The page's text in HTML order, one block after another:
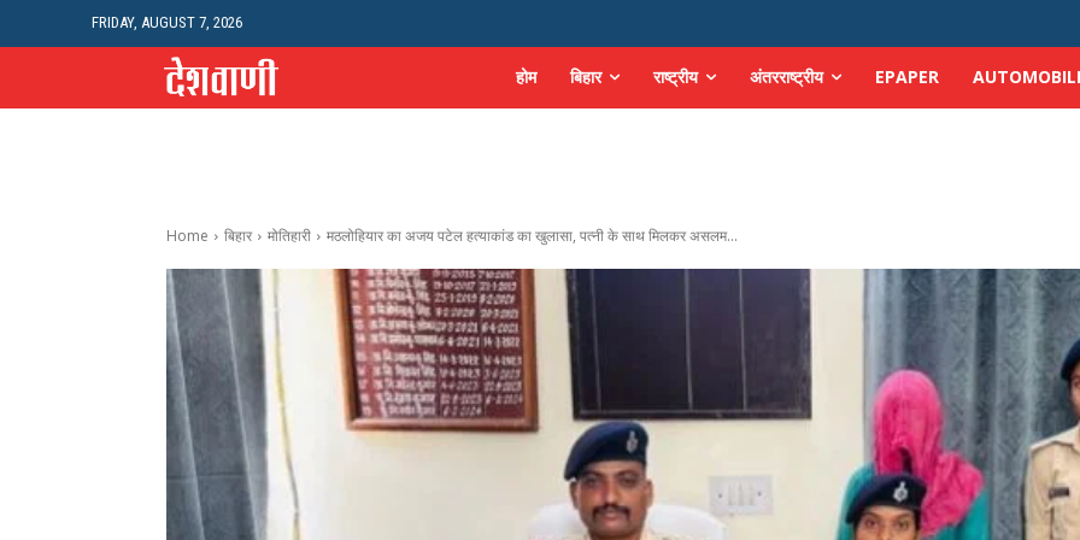
FRIDAY, AUGUST 7, 2026
होम बिहार राष्ट्रीय अंतरराष्ट्रीय EPAPER
Home बिहार मोतिहारी मठलोहियार का अजय पटेल हत्याकांड का खुलासा, पत्नी के साथ मिलकर असलम...